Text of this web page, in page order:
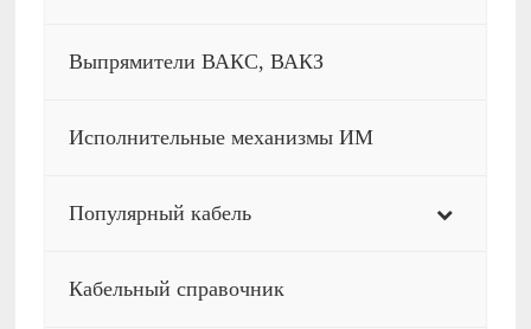
Выпрямители ВАКС, ВАКЗ
Исполнительные механизмы ИМ
Популярный кабель
Кабельный справочник